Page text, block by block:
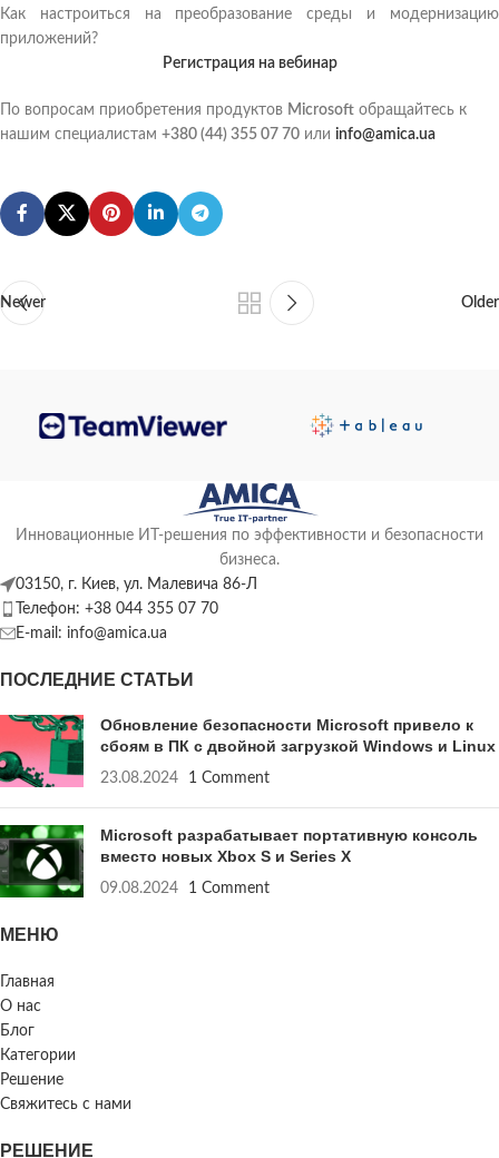
Как настроиться на преобразование среды и модернизацию
приложений?
Регистрация на вебинар
По вопросам приобретения продуктов Microsoft обращайтесь к
нашим специалистам +380 (44) 355 07 70 или info@amica.ua
Newer Older
Инновационные ИТ-решения по эффективности и безопасности
бизнеса.
03150, г. Киев, ул. Малевича 86-Л
Телефон: +38 044 355 07 70
E-mail: info@amica.ua
ПОСЛЕДНИЕ СТАТЬИ
Обновление безопасности Microsoft привело к
сбоям в ПК с двойной загрузкой Windows и Linux
23.08.2024 1 Comment
Microsoft разрабатывает портативную консоль
вместо новых Xbox S и Series X
09.08.2024 1 Comment
МЕНЮ
Главная
О нас
Блог
Категории
Решение
Свяжитесь с нами
РЕШЕНИЕ